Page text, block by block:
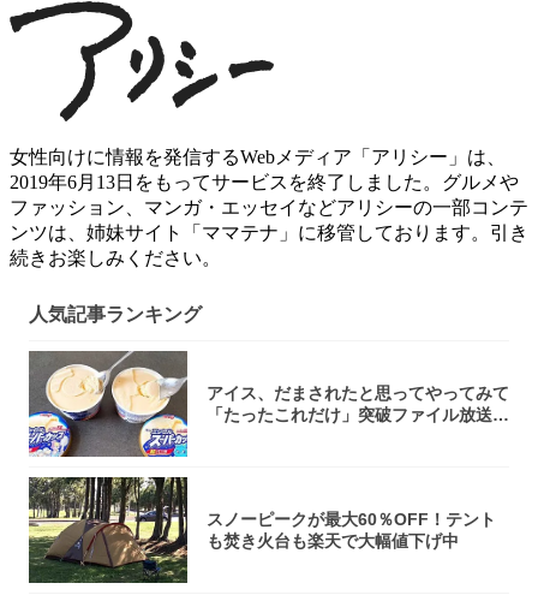
女性向けに情報を発信するWebメディア「アリシー」は、
2019年6月13日をもってサービスを終了しました。グルメや
ファッション、マンガ・エッセイなどアリシーの一部コンテ
ンツは、姉妹サイト「ママテナ」に移管しております。引き
続きお楽しみください。
人気記事ランキング
アイス、だまされたと思ってやってみて
「たったこれだけ」突破ファイル放送で
スノーピークが最大60％OFF！テント
も焚き火台も楽天で大幅値下げ中